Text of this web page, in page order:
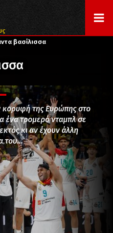
βασίλισσα
κορυφή της Ευρώπης στο
ένα τρομερό νταμπλ σε
κι αν έχουν άλλη
του…